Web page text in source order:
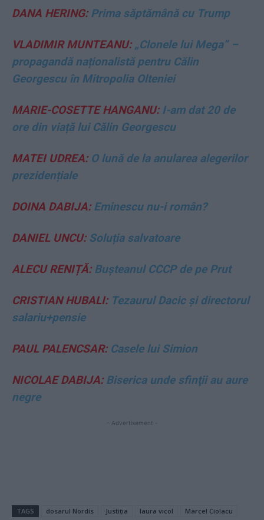
DANA HERING:Prima săptămână cu Trump
VLADIMIR MUNTEANU:„Clonele lui Mega” –
propagandă naționalistă pentru Călin
Georgescu în Mitropolia Olteniei
MARIE-COSETTE HANGANU:I-am dat 20 de
ore din viață lui Călin Georgescu
MATEI UDREA:O lună de la anularea alegerilor
prezidențiale
DOINA DABIJA:Eminescu nu-i român?
DANIEL UNCU:Soluția salvatoare
ALECU RENIȚĂ:Bușteanul CCCP de pe Prut
CRISTIAN HUBALI:Tezaurul Dacic și directorul
salariu+pensie
PAUL PALENCSAR:Casele lui Simion
NICOLAE DABIJA:Biserica unde sfinţii au aure
negre
- Advertisement -
TAGS dosarul Nordis Justiția laura vicol
Marcel Ciolacu